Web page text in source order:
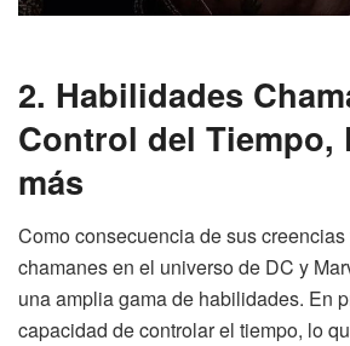
2. Habilidades
Control del Tiempo,
más
Como consecuencia de sus
chamanes en el universo de DC y
una amplia gama de habilidades. En
capacidad de controlar el tiempo, lo